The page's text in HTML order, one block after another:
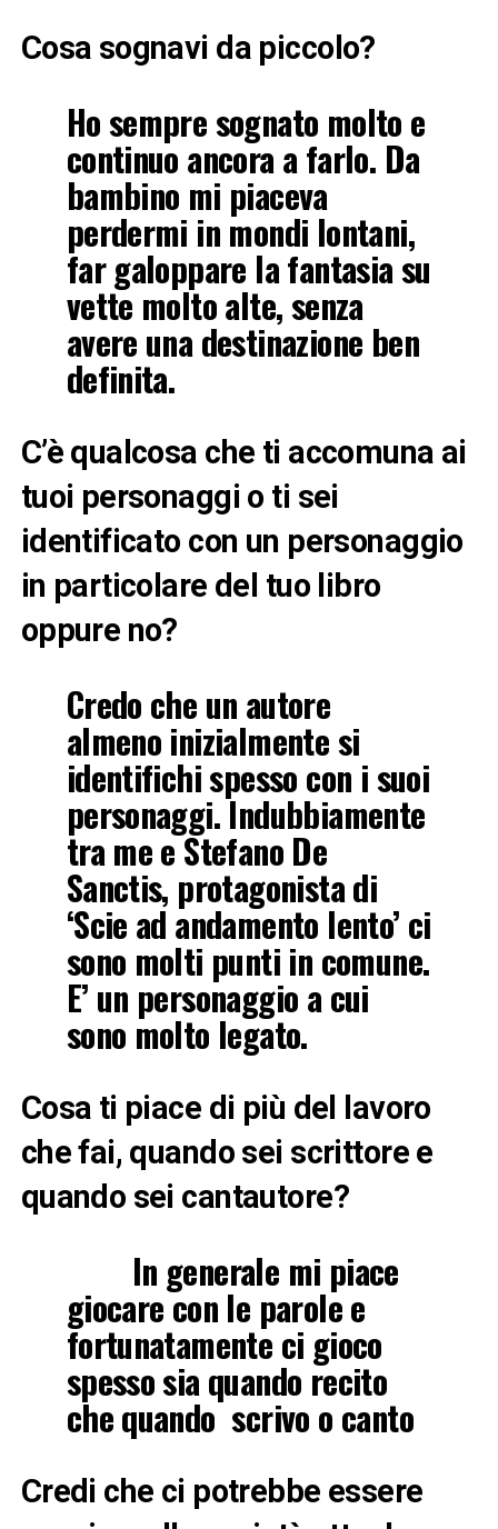
Cosa sognavi da piccolo?
Ho sempre sognato molto e
continuo ancora a farlo. Da
bambino mi piaceva
perdermi in mondi lontani,
far galoppare la fantasia su
vette molto alte, senza
avere una destinazione ben
definita.
C’è qualcosa che ti accomuna ai
tuoi personaggi o ti sei
identificato con un personaggio
in particolare del tuo libro
oppure no?
Credo che un autore
almeno inizialmente si
identifichi spesso con i suoi
personaggi. Indubbiamente
tra me e Stefano De
Sanctis, protagonista di
‘Scie ad andamento lento’ ci
sono molti punti in comune.
E’ un personaggio a cui
sono molto legato.
Cosa ti piace di più del lavoro
che fai, quando sei scrittore e
quando sei cantautore?
In generale mi piace
giocare con le parole e
fortunatamente ci gioco
spesso sia quando recito
che quando scrivo o canto
Credi che ci potrebbe essere